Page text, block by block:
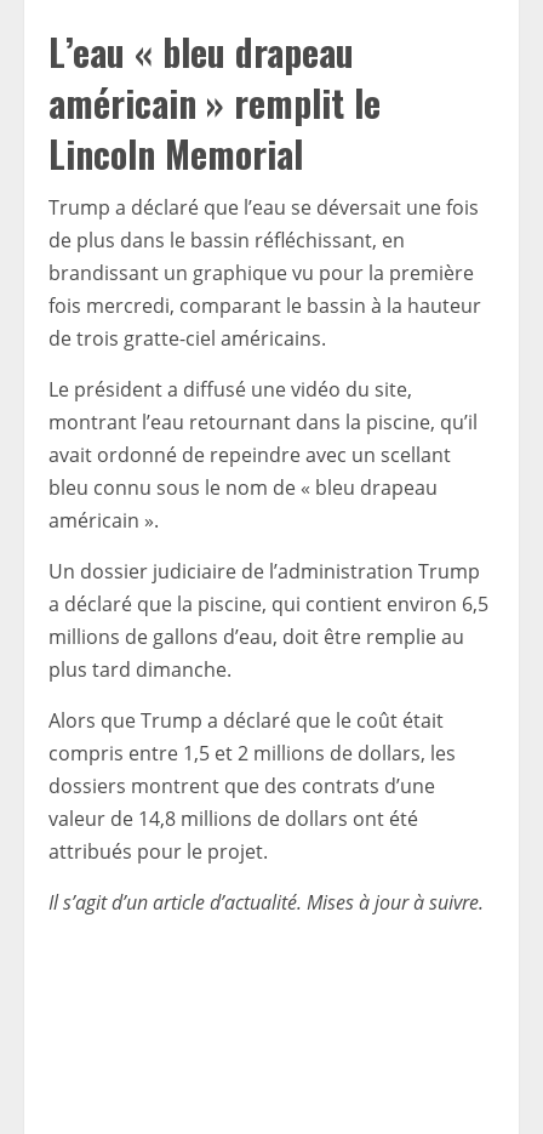
L’eau « bleu drapeau
américain » remplit le
Lincoln Memorial
Trump a déclaré que l’eau se déversait une fois
de plus dans le bassin réfléchissant, en
brandissant un graphique vu pour la première
fois mercredi, comparant le bassin à la hauteur
de trois gratte-ciel américains.
Le président a diffusé une vidéo du site,
montrant l’eau retournant dans la piscine, qu’il
avait ordonné de repeindre avec un scellant
bleu connu sous le nom de « bleu drapeau
américain ».
Un dossier judiciaire de l’administration Trump
a déclaré que la piscine, qui contient environ 6,5
millions de gallons d’eau, doit être remplie au
plus tard dimanche.
Alors que Trump a déclaré que le coût était
compris entre 1,5 et 2 millions de dollars, les
dossiers montrent que des contrats d’une
valeur de 14,8 millions de dollars ont été
attribués pour le projet.
Il s’agit d’un article d’actualité. Mises à jour à suivre.